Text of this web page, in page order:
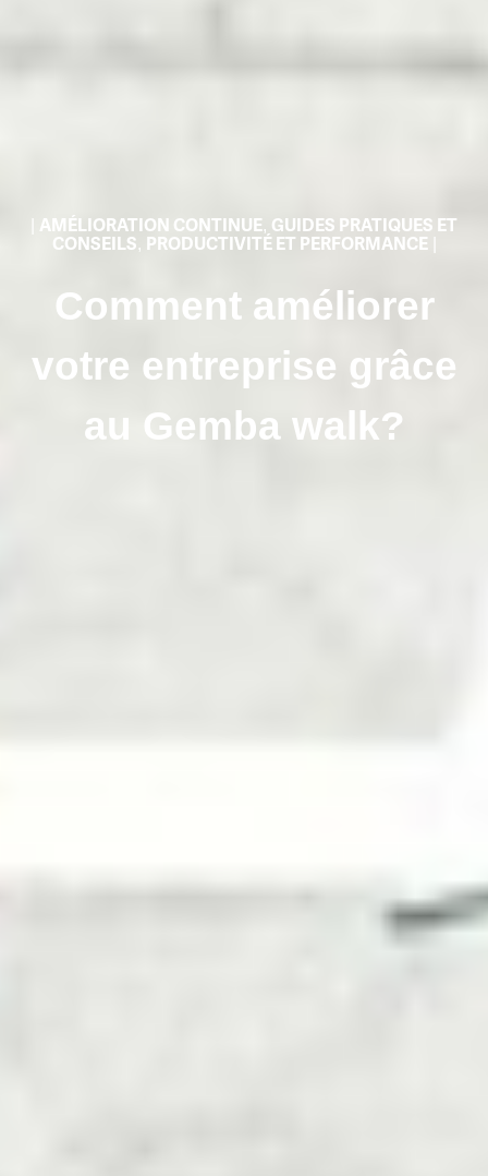
AMÉLIORATION CONTINUE, GUIDES PRATIQUES ET
CONSEILS, PRODUCTIVITÉ ET PERFORMANCE|
Comment améliorer
votre entreprise grâce
au Gemba walk?